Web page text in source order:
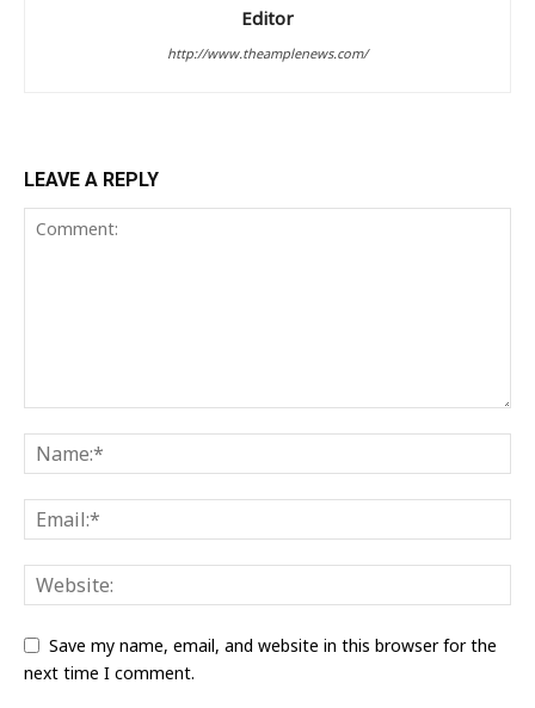
Editor
http://www.theamplenews.com/
LEAVE A REPLY
Save my name, email, and website in this browser for the
next time I comment.